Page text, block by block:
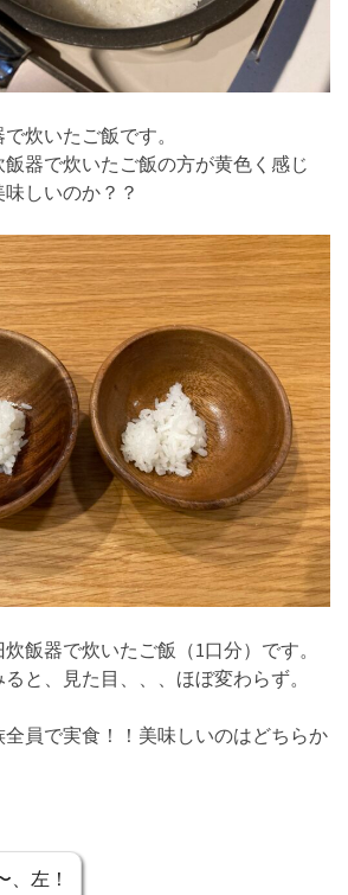
炊いたご飯です。
器で炊いたご飯の方が黄色く感じ
しいのか？？
飯器で炊いたご飯（1口分）です。
と、見た目、、、ほぼ変わらず。
員で実食！！美味しいのはどちらか
、左！